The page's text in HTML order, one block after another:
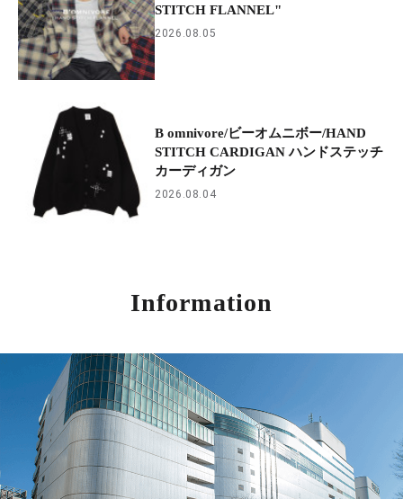
STITCH FLANNEL"
2026.08.05
B omnivore/ビーオムニボー/HAND
STITCH CARDIGAN ハンドステッチ
カーディガン
2026.08.04
Information